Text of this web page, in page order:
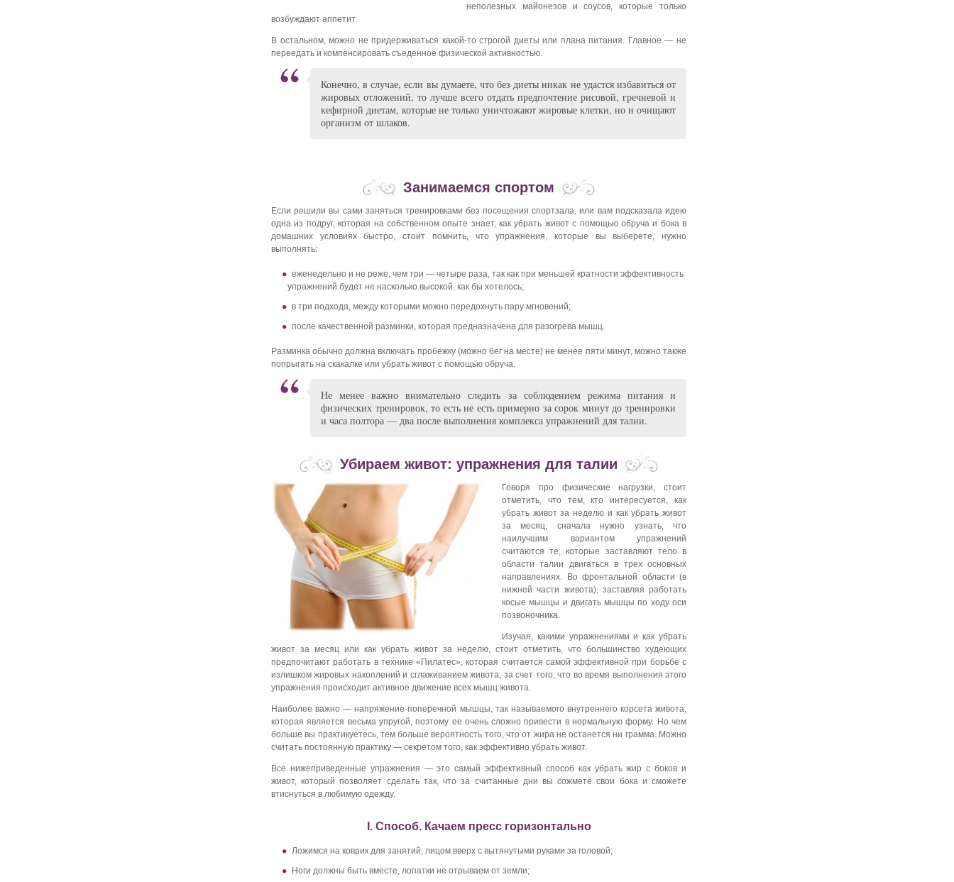
неполезных майонезов и соусов, которые только
возбуждают аппетит.
В остальном, можно не придерживаться какой-то строгой диеты или плана питания. Главное — не
переедать и компенсировать съеденное физической активностью.
Конечно, в случае, если вы думаете, что без диеты никак не удастся избавиться от
жировых отложений, то лучше всего отдать предпочтение рисовой, гречневой и
кефирной диетам, которые не только уничтожают жировые клетки, но и очищают
организм от шлаков.
Занимаемся спортом
Если решили вы сами заняться тренировками без посещения спортзала, или вам подсказала идею
одна из подруг, которая на собственном опыте знает, как убрать живот с помощью обруча и бока в
домашних условиях быстро, стоит помнить, что упражнения, которые вы выберете, нужно
выполнять:
еженедельно и не реже, чем три — четыре раза, так как при меньшей кратности эффективность
упражнений будет не насколько высокой, как бы хотелось;
в три подхода, между которыми можно передохнуть пару мгновений;
после качественной разминки, которая предназначена для разогрева мышц.
Разминка обычно должна включать пробежку (можно бег на месте) не менее пяти минут, можно также
попрыгать на скакалке или убрать живот с помощью обруча.
Не менее важно внимательно следить за соблюдением режима питания и
физических тренировок, то есть не есть примерно за сорок минут до тренировки
и часа полтора — два после выполнения комплекса упражнений для талии.
Убираем живот: упражнения для талии
Говоря про физические нагрузки, стоит
отметить, что тем, кто интересуется, как
убрать живот за неделю и как убрать живот
за месяц, сначала нужно узнать, что
наилучшим вариантом упражнений
считаются те, которые заставляют тело в
области талии двигаться в трех основных
направлениях. Во фронтальной области (в
нижней части живота), заставляя работать
косые мышцы и двигать мышцы по ходу оси
позвоночника.
Изучая, какими упражнениями и как убрать
живот за месяц или как убрать живот за неделю, стоит отметить, что большинство худеющих
предпочитают работать в технике «Пилатес», которая считается самой эффективной при борьбе с
излишком жировых накоплений и сглаживанием живота, за счет того, что во время выполнения этого
упражнения происходит активное движение всех мышц живота.
Наиболее важно — напряжение поперечной мышцы, так называемого внутреннего корсета живота,
которая является весьма упругой, поэтому ее очень сложно привести в нормальную форму. Но чем
больше вы практикуетесь, тем больше вероятность того, что от жира не останется ни грамма. Можно
считать постоянную практику — секретом того, как эффективно убрать живот.
Все нижеприведенные упражнения — это самый эффективный способ как убрать жир с боков и
живот, который позволяет сделать так, что за считанные дни вы сожмете свои бока и сможете
втиснуться в любимую одежду.
I. Способ. Качаем пресс горизонтально
Ложимся на коврик для занятий, лицом вверх с вытянутыми руками за головой;
Ноги должны быть вместе, лопатки не отрываем от земли;